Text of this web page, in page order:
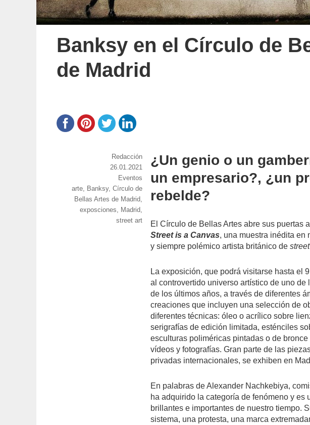
Banksy en el Círculo de
de Madrid
¿Un genio o un
un empresario?, ¿un
rebelde?
El Círculo de Bellas Artes abre sus puertas
Street is a Canvas, una muestra inédita en
y siempre polémico artista británico de
La exposición, que podrá visitarse hasta el
al controvertido universo artístico de uno de
de los últimos años, a través de diferentes
creaciones que incluyen una selección de
diferentes técnicas: óleo o acrílico sobre
serigrafías de edición limitada, esténciles
esculturas poliméricas pintadas o de
vídeos y fotografías. Gran parte de las
privadas internacionales, se exhiben en
En palabras de Alexander Nachkebiya,
ha adquirido la categoría de fenómeno y es
brillantes e importantes de nuestro tiempo.
sistema, una protesta, una marca
https://www.experimenta.es/author/redaccion/
Redacción
Publicado
26.01.2021
Categorías
Eventos
Etiquetas
arte Banksy,Círculo de
Bellas Artes de Madrid
exposciones
Madrid
street art